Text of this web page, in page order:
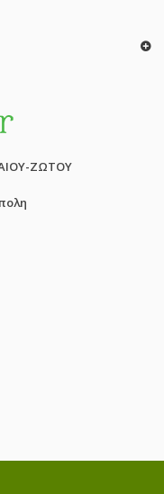
ΖΩΤΟΥ